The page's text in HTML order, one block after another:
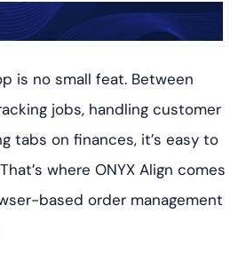
is no small feat. Between
jobs, handling customer
tabs on finances, it’s easy to
where ONYX Align comes
based order management